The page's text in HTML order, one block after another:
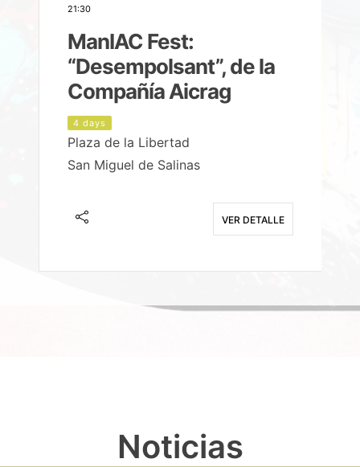
21:30
ManIAC Fest:
“Desempolsant”, de la
Compañía Aicrag
4 days
Plaza de la Libertad
San Miguel de Salinas
VER DETALLE
Noticias